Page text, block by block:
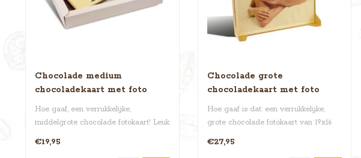
Chocolade medium
chocoladekaart met foto
Hoe gaaf, een verrukkelijke,
middelgrote chocolade fotokaart! Leuk
€19,95
Chocolade grote
chocoladekaart met foto
Hoe gaaf is dat: een verrukkelijke,
grote chocolade fotokaart van 19x16
€27,95